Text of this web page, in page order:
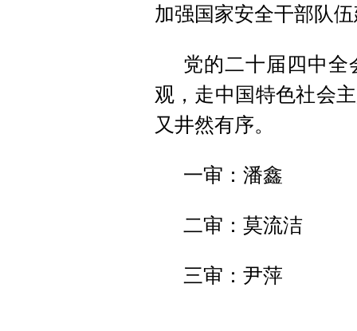
加强国家安全干部队
党的二十届四中
观，走中国特色社会
又井然有序。
一审：潘鑫
二审：莫流洁
三审：尹萍